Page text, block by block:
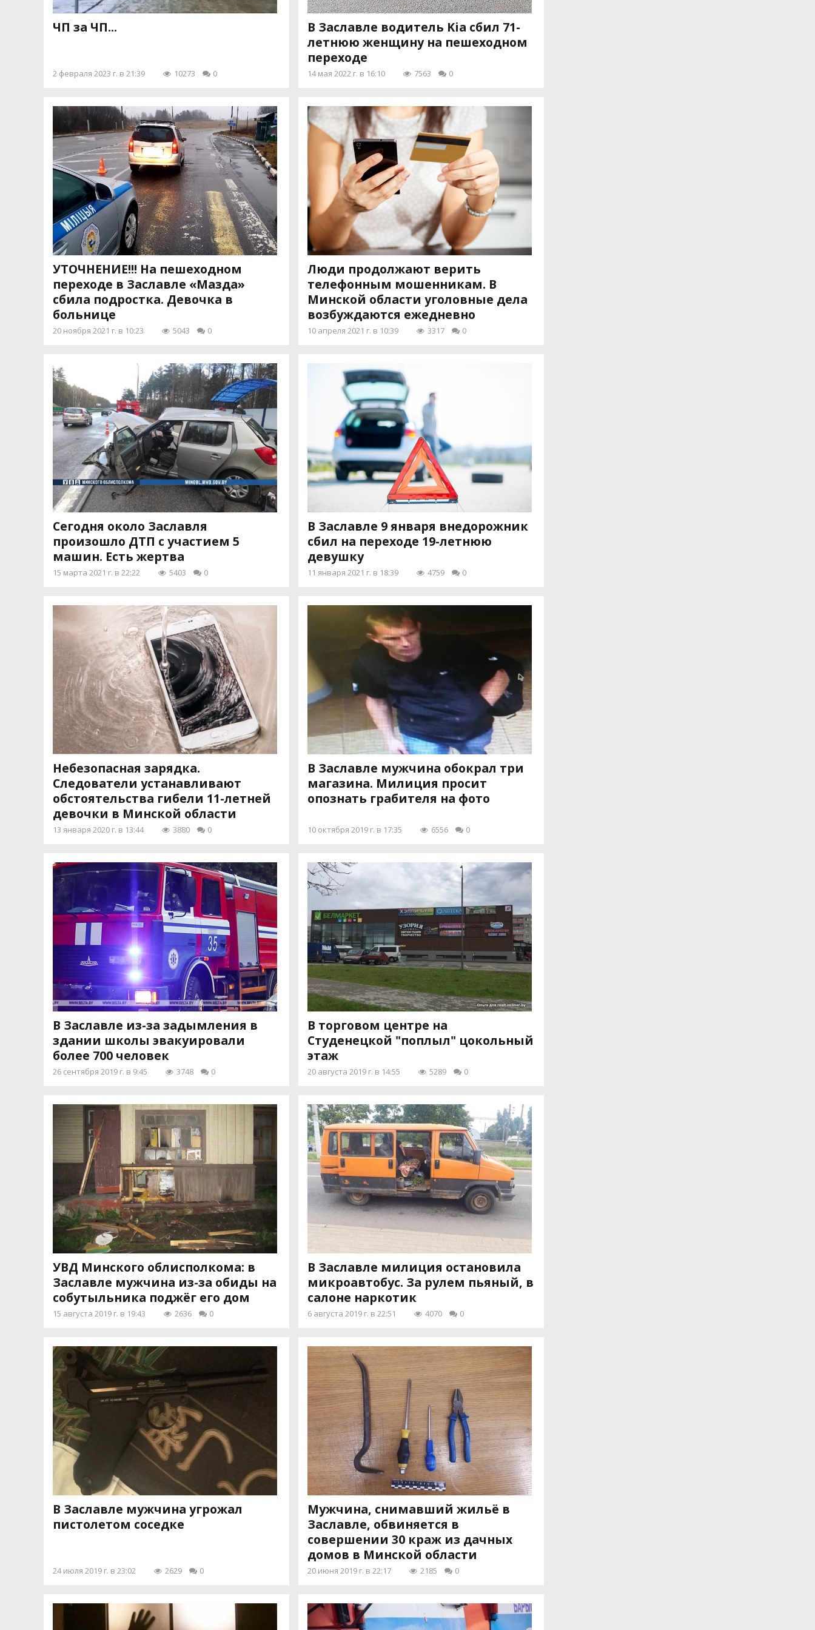
ЧП за ЧП...
2 февраля 2023 г. в 21:39 10273 0
В Заславле водитель Kia сбил 71-
летнюю женщину на пешеходном
переходе
14 мая 2022 г. в 16:10 7563 0
УТОЧНЕНИЕ!!! На пешеходном
переходе в Заславле «Мазда»
сбила подростка. Девочка в
больнице
20 ноября 2021 г. в 10:23 5043 0
Люди продолжают верить
телефонным мошенникам. В
Минской области уголовные дела
возбуждаются ежедневно
10 апреля 2021 г. в 10:39 3317 0
Сегодня около Заславля
произошло ДТП с участием 5
машин. Есть жертва
15 марта 2021 г. в 22:22 5403 0
В Заславле 9 января внедорожник
сбил на переходе 19-летнюю
девушку
11 января 2021 г. в 18:39 4759 0
Небезопасная зарядка.
Следователи устанавливают
обстоятельства гибели 11-летней
девочки в Минской области
13 января 2020 г. в 13:44 3880 0
В Заславле мужчина обокрал три
магазина. Милиция просит
опознать грабителя на фото
10 октября 2019 г. в 17:35 6556 0
В Заславле из-за задымления в
здании школы эвакуировали
более 700 человек
26 сентября 2019 г. в 9:45 3748 0
В торговом центре на
Студенецкой "поплыл" цокольный
этаж
20 августа 2019 г. в 14:55 5289 0
УВД Минского облисполкома: в
Заславле мужчина из-за обиды на
собутыльника поджёг его дом
15 августа 2019 г. в 19:43 2636 0
В Заславле милиция остановила
микроавтобус. За рулем пьяный, в
салоне наркотик
6 августа 2019 г. в 22:51 4070 0
В Заславле мужчина угрожал
пистолетом соседке
24 июля 2019 г. в 23:02 2629 0
Мужчина, снимавший жильё в
Заславле, обвиняется в
совершении 30 краж из дачных
домов в Минской области
20 июня 2019 г. в 22:17 2185 0